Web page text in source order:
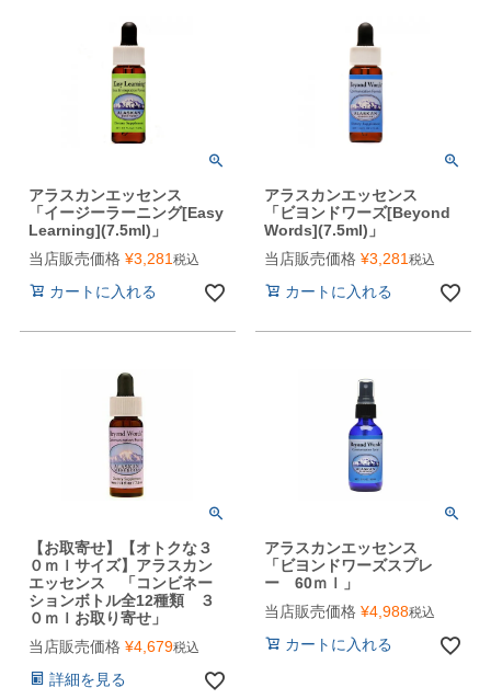
アラスカンエッセンス
「イージーラーニング[Easy
Learning](7.5ml)」
当店販売価格 ¥3,281税込
カートに入れる
アラスカンエッセンス
「ビヨンドワーズ[Beyond
Words](7.5ml)」
当店販売価格 ¥3,281税込
カートに入れる
【お取寄せ】【オトクな３
０ｍｌサイズ】アラスカン
エッセンス 「コンビネー
ションボトル全12種類 ３
０ｍｌお取り寄せ」
当店販売価格 ¥4,679税込
詳細を見る
アラスカンエッセンス
「ビヨンドワーズスプレ
ー 60ｍｌ」
当店販売価格 ¥4,988税込
カートに入れる